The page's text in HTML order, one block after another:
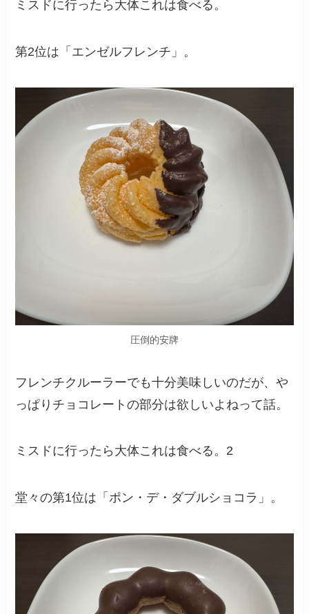
ミスドに行ったら大体これは食べる。
第2位は「エンゼルフレンチ」。
圧倒的安牌
フレンチクルーラーでも十分美味しいのだが、や
っぱりチョコレートの部分は欲しいよねって話。
ミスドに行ったら大体これは食べる。2
堂々の第1位は「ポン・デ・ダブルショコラ」。